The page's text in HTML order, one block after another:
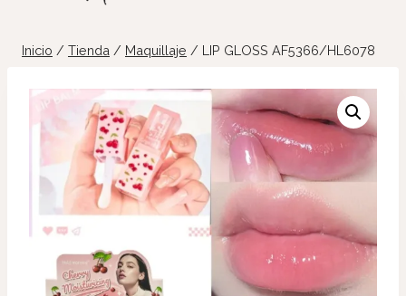
Inicio / Tienda / Maquillaje / LIP GLOSS AF5366/HL6078